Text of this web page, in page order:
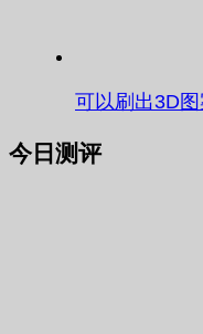
可以刷出3D
今日测评